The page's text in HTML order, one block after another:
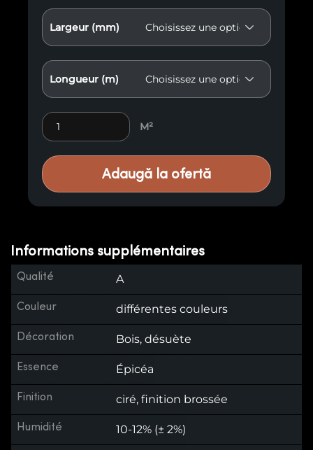
Largeur (mm)
Longueur (m)
Lambris vieilli E24 quantity
M²
Adaugă la ofertă
Informations supplémentaires
Qualité A
Couleur différentes couleurs
Décoration Bois, désuète
Essence Épicéa
Finition ciré, finition brossée
Humidité 10-12% (± 2%)